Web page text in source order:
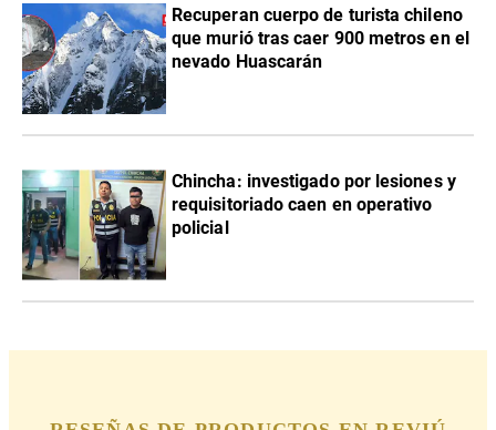
Recuperan cuerpo de turista chileno
que murió tras caer 900 metros en el
nevado Huascarán
Chincha: investigado por lesiones y
requisitoriado caen en operativo
policial